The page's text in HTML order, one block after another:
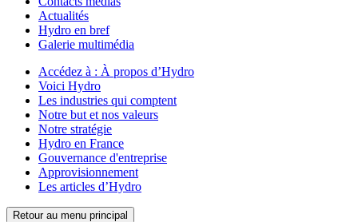
Actualités
Hydro en bref
Galerie multimédia
Accédez à : À propos d’Hydro
Voici Hydro
Les industries qui comptent
Notre but et nos valeurs
Notre stratégie
Hydro en France
Gouvernance d'entreprise
Approvisionnement
Les articles d’Hydro
Retour au menu principal